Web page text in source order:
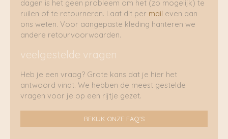
dagen is het geen probleem om het (zo mogelijk) te
ruilen of te retourneren. Laat dit per mail even aan
ons weten. Voor aangepaste kleding hanteren we
andere retourvoorwaarden.
veelgestelde vragen
Heb je een vraag? Grote kans dat je hier het
antwoord vindt. We hebben de meest gestelde
vragen voor je op een rijtje gezet.
BEKIJK ONZE FAQ'S